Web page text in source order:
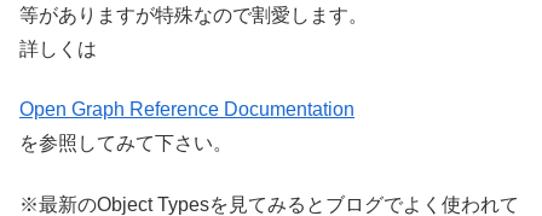
等がありますが特殊なので割愛します。
詳しくは
Open Graph Reference Documentation
を参照してみて下さい。
※最新のObject Typesを見てみるとブログでよく使われて